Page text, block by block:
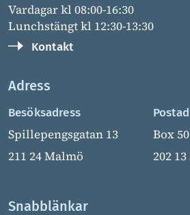
Vardagar kl 08:00-16:30
Lunchstängt kl 12:30-13:30
Kontakt
Adress
Besöksadress
Spillepengsgatan 13
211 24 Malmö
Box
202
Snabblänkar